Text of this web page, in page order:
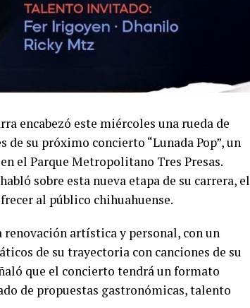
encabezó este miércoles una rueda de
su próximo concierto “Lunada Pop”, un
el Parque Metropolitano Tres Presas.
sobre esta nueva etapa de su carrera, el
al público chihuahuense.
renovación artística y personal, con un
de su trayectoria con canciones de su
que el concierto tendrá un formato
de propuestas gastronómicas, talento